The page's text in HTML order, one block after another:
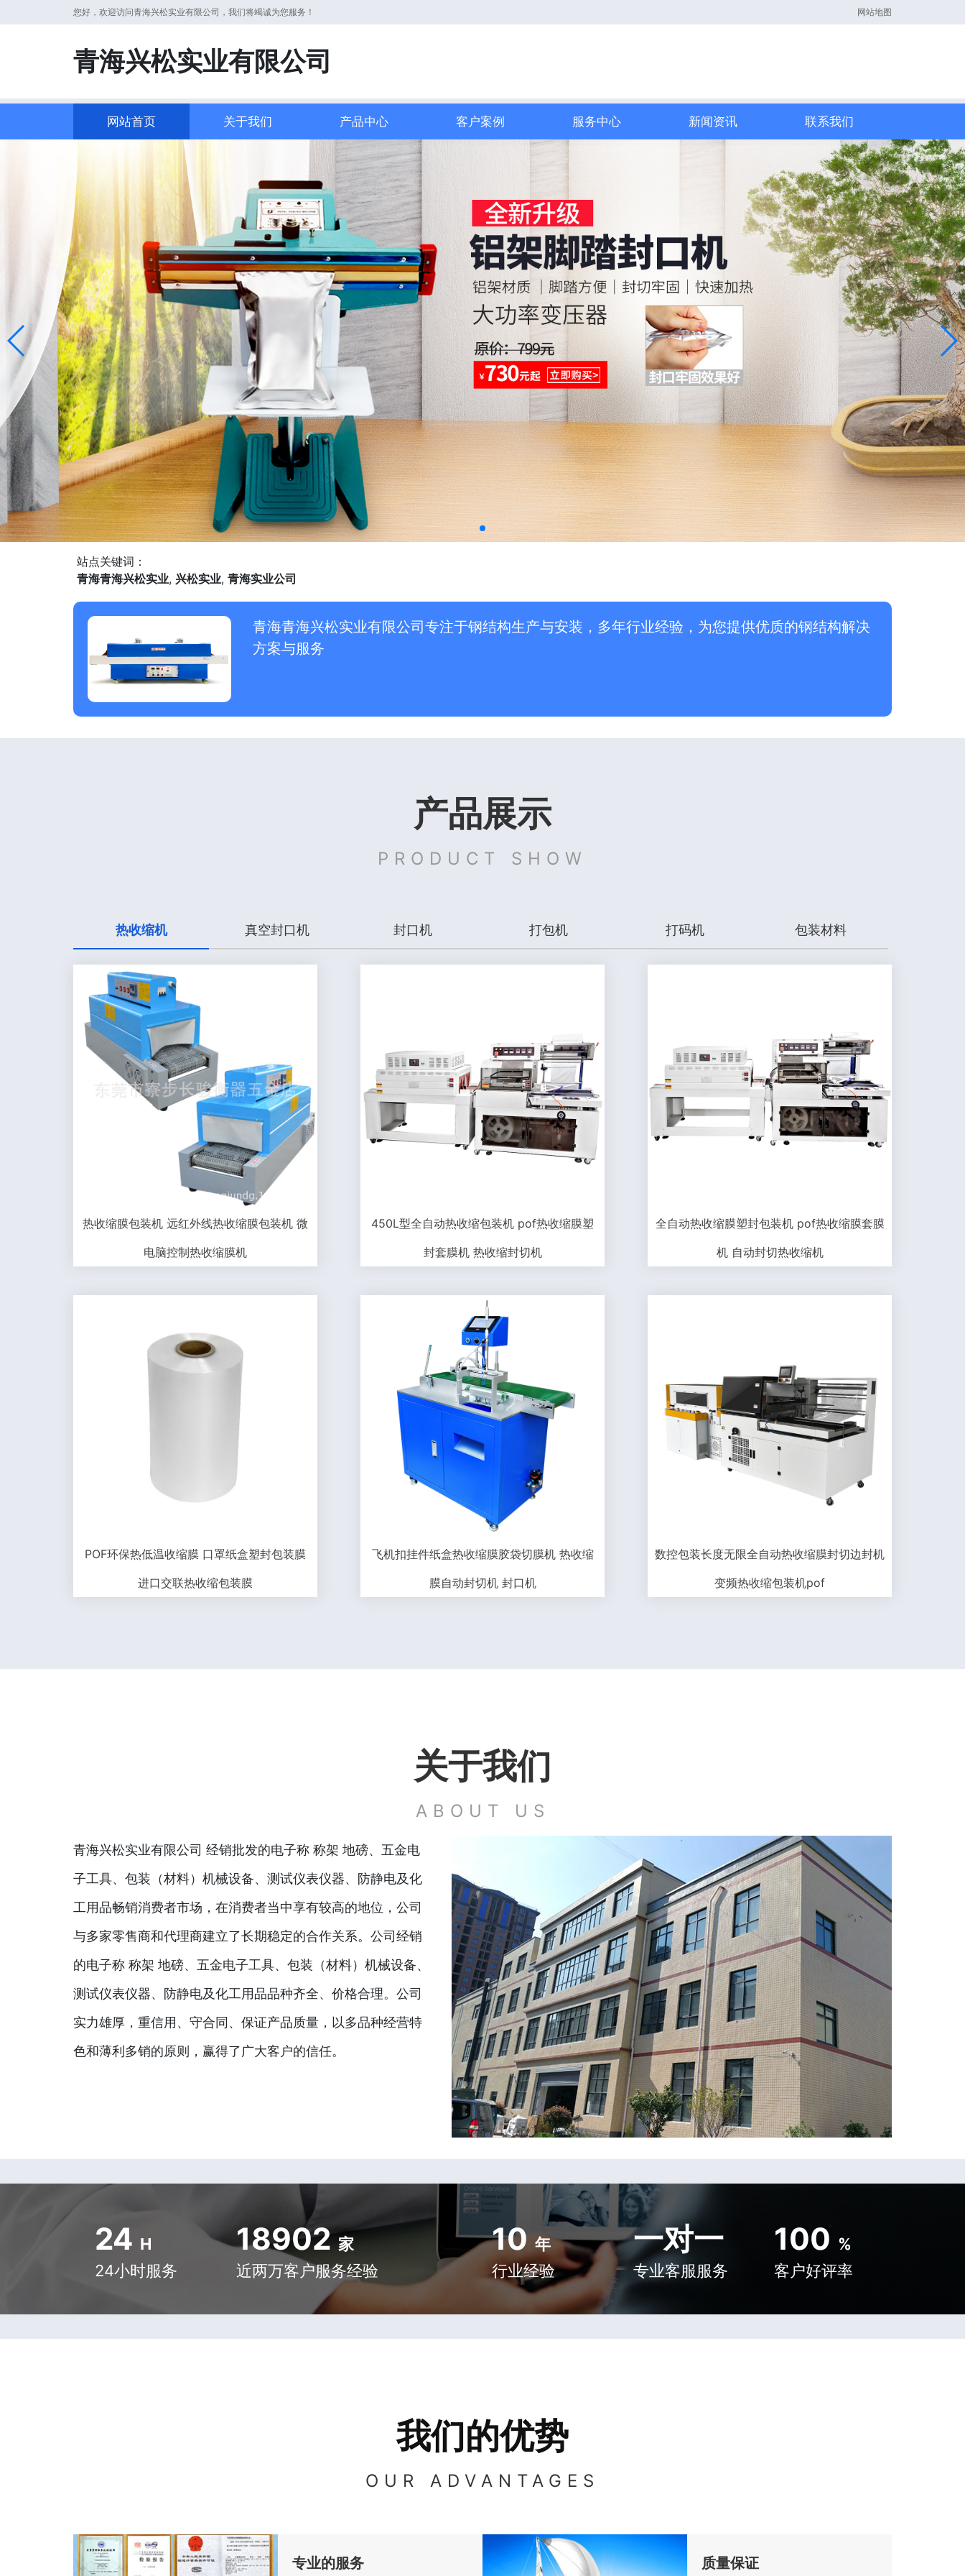
您好，欢迎访问青海兴松实业有限公司，我们将竭诚为您服务！ 网站地图
青海兴松实业有限公司
网站首页 关于我们 产品中心 客户案例 服务中心 新闻资讯 联系我们
站点关键词：
青海青海兴松实业, 兴松实业, 青海实业公司
青海青海兴松实业有限公司专注于钢结构生产与安装，多年行业经验，为您提供优质的钢结构解决
方案与服务
产品展示
PRODUCT SHOW
热收缩机 真空封口机 封口机 打包机 打码机 包装材料
热收缩膜包装机 远红外线热收缩膜包装机 微
电脑控制热收缩膜机
450L型全自动热收缩包装机 pof热收缩膜塑
封套膜机 热收缩封切机
全自动热收缩膜塑封包装机 pof热收缩膜套膜
机 自动封切热收缩机
POF环保热低温收缩膜 口罩纸盒塑封包装膜
进口交联热收缩包装膜
飞机扣挂件纸盒热收缩膜胶袋切膜机 热收缩
膜自动封切机 封口机
数控包装长度无限全自动热收缩膜封切边封机
变频热收缩包装机pof
关于我们
ABOUT US
青海兴松实业有限公司 经销批发的电子称 称架 地磅、五金电
子工具、包装（材料）机械设备、测试仪表仪器、防静电及化
工用品畅销消费者市场，在消费者当中享有较高的地位，公司
与多家零售商和代理商建立了长期稳定的合作关系。公司经销
的电子称 称架 地磅、五金电子工具、包装（材料）机械设备、
测试仪表仪器、防静电及化工用品品种齐全、价格合理。公司
实力雄厚，重信用、守合同、保证产品质量，以多品种经营特
色和薄利多销的原则，赢得了广大客户的信任。
24 H
24小时服务
18902 家
近两万客户服务经验
10 年
行业经验
一对一
专业客服服务
100 %
客户好评率
我们的优势
OUR ADVANTAGES
专业的服务 质量保证